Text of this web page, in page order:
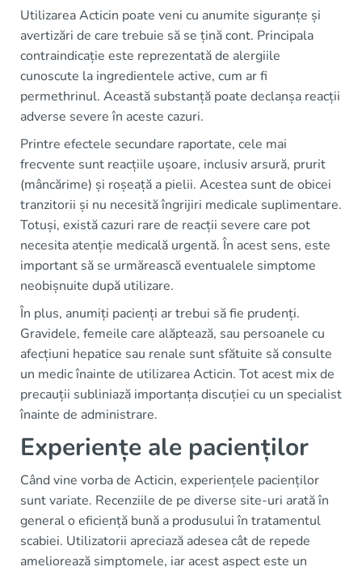
Utilizarea Acticin poate veni cu anumite siguranțe și
avertizări de care trebuie să se țină cont. Principala
contraindicație este reprezentată de alergiile
cunoscute la ingredientele active, cum ar fi
permethrinul. Această substanță poate declanșa reacții
adverse severe în aceste cazuri.
Printre efectele secundare raportate, cele mai
frecvente sunt reacțiile ușoare, inclusiv arsură, prurit
(mâncărime) și roșeață a pielii. Acestea sunt de obicei
tranzitorii și nu necesită îngrijiri medicale suplimentare.
Totuși, există cazuri rare de reacții severe care pot
necesita atenție medicală urgentă. În acest sens, este
important să se urmărească eventualele simptome
neobișnuite după utilizare.
În plus, anumiți pacienți ar trebui să fie prudenți.
Gravidele, femeile care alăptează, sau persoanele cu
afecțiuni hepatice sau renale sunt sfătuite să consulte
un medic înainte de utilizarea Acticin. Tot acest mix de
precauții subliniază importanța discuției cu un specialist
înainte de administrare.
Experiențe ale pacienților
Când vine vorba de Acticin, experiențele pacienților
sunt variate. Recenziile de pe diverse site-uri arată în
general o eficiență bună a produsului în tratamentul
scabiei. Utilizatorii apreciază adesea cât de repede
ameliorează simptomele, iar acest aspect este un